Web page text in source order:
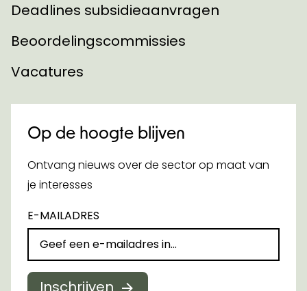
Deadlines subsidieaanvragen
Beoordelingscommissies
Vacatures
Op de hoogte blijven
Ontvang nieuws over de sector op maat van
je interesses
E-MAILADRES
Inschrijven